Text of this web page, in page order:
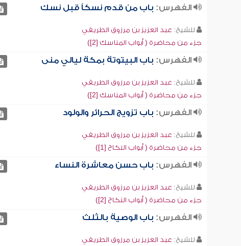
الفهرس: باب من قدم نسكاً قبل نسك
للشيخ: عبد العزيز بن مرزوق الطريفي
جزء من محاضرة ( أبواب المناسك [2])
الفهرس: باب البيتوتة بمكة ليالي منى
للشيخ: عبد العزيز بن مرزوق الطريفي
جزء من محاضرة ( أبواب المناسك [2])
الفهرس: باب تزويج الحرائر والولود
للشيخ: عبد العزيز بن مرزوق الطريفي
جزء من محاضرة ( أبواب النكاح [1])
الفهرس: باب حسن معاشرة النساء
للشيخ: عبد العزيز بن مرزوق الطريفي
جزء من محاضرة ( أبواب النكاح [2])
الفهرس: باب الوصية بالثلث
للشيخ: عبد العزيز بن مرزوق الطريفي